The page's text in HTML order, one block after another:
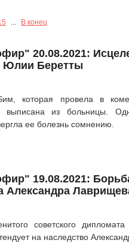
... В конец
20.08.2021:
Юлии Беретты
которая провела в
выписана из больницы.
ее болезнь сомнению.
19.08.2021:
Александра
советского
на наследство